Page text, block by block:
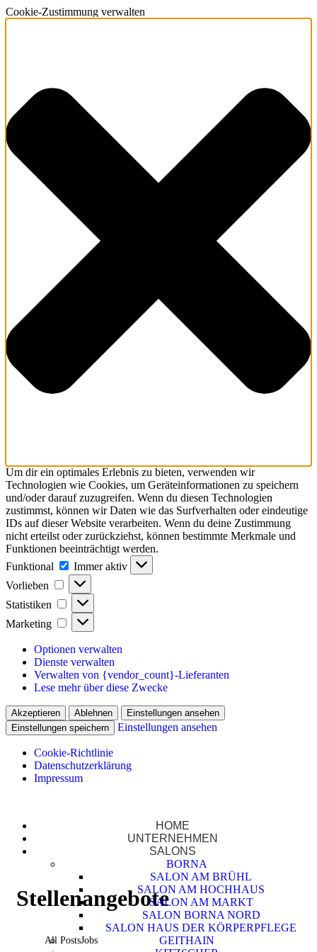
Cookie-Zustimmung verwalten
Um dir ein optimales Erlebnis zu bieten, verwenden wir
Technologien wie Cookies, um Geräteinformationen zu speichern
und/oder darauf zuzugreifen. Wenn du diesen Technologien
zustimmst, können wir Daten wie das Surfverhalten oder eindeutige
IDs auf dieser Website verarbeiten. Wenn du deine Zustimmung
nicht erteilst oder zurückziehst, können bestimmte Merkmale und
Funktionen beeinträchtigt werden.
Funktional
Immer aktiv
Vorlieben
Statistiken
Marketing
Optionen verwalten
Dienste verwalten
Verwalten von {vendor_count}-Lieferanten
Lese mehr über diese Zwecke
Akzeptieren Ablehnen
Einstellungen ansehen
Einstellungen speichern
Einstellungen ansehen
Cookie-Richtlinie
Datenschutzerklärung
Impressum
Friseure Borna GmbH
(0 34 33) 90 34 52
HOME
UNTERNEHMEN
SALONS
BORNA
SALON AM BRÜHL
SALON AM HOCHHAUS
SALON AM MARKT
SALON BORNA NORD
SALON HAUS DER KÖRPERPFLEGE
GEITHAIN
Stellenangebote
All PostsJobs